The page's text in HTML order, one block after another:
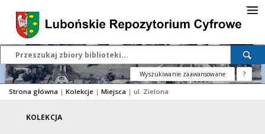
Wyszukiwanie zaawansowane ?
Strona główna | Kolekcje | Miejsca | ul. Zielona
KOLEKCJA